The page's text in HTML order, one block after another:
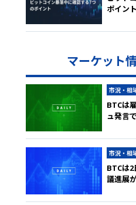
ポイント
マーケット
市況・相
BTCは
ュ発言
市況・相
BTCは
議進展